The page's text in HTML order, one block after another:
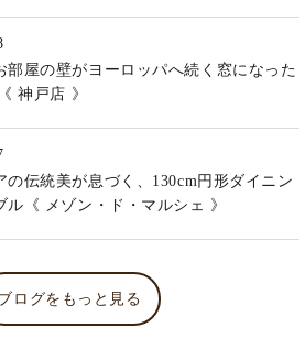
部屋の壁がヨーロッパへ続く窓になった
神戸店 》
の伝統美が息づく、130cm円形ダイニン
ル《 メゾン・ド・マルシェ 》
ログをもっと見る